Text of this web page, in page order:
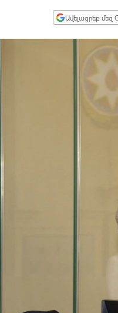
Ավելացրեք մեզ